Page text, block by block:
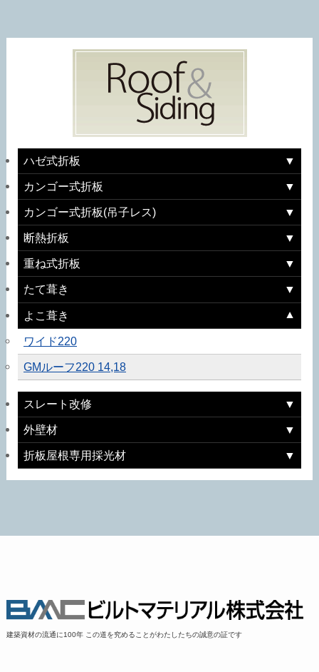
ハゼ式折板
カンゴー式折板
カンゴー式折板(吊子レス)
断熱折板
重ね式折板
たて葺き
よこ葺き
ワイド220
GMルーフ220 14,18
スレート改修
外壁材
折板屋根専用採光材
建築資材の流通に100年 この道を究めることがわたしたちの誠意の証です